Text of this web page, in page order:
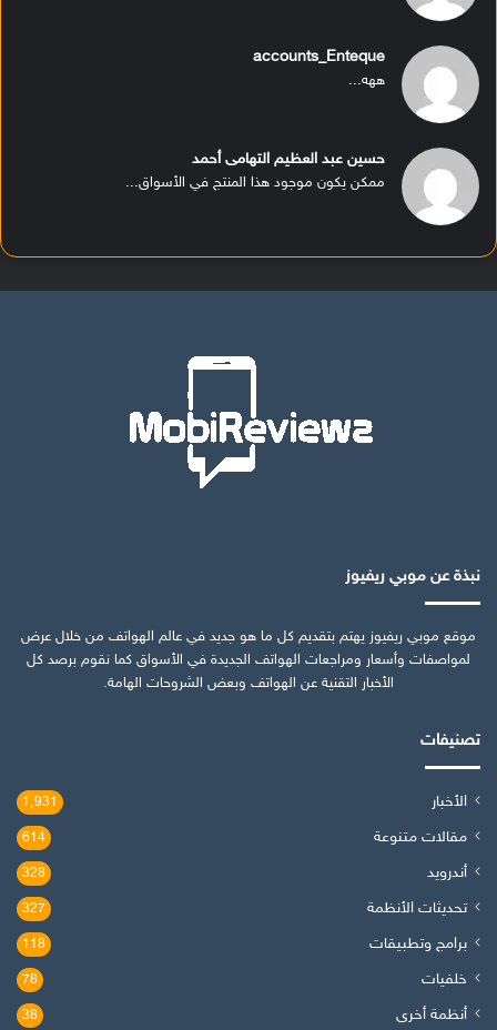
accounts_Enteque
ههه...
حسين عبد العظيم التهامى أحمد
ممكن يكون موجود هذا المنتج في الأسواق...
نبذة عن موبي ريفيوز
موقع موبي ريفيوز يهتم بتقديم كل ما هو جديد في عالم الهواتف من خلال عرض
لمواصفات وأسعار ومراجعات الهواتف الجديدة في الأسواق كما نقوم برصد كل
الأخبار التقنية عن الهواتف وبعض الشروحات الهامة.
تصنيفات
الأخبار 1٬931
مقالات متنوعة 614
أندرويد 328
تحديثات الأنظمة 327
برامج وتطبيقات 118
خلفيات 78
أنظمة أخرى 38